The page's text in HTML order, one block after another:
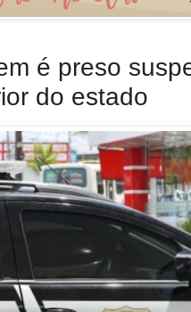
é preso
do estado